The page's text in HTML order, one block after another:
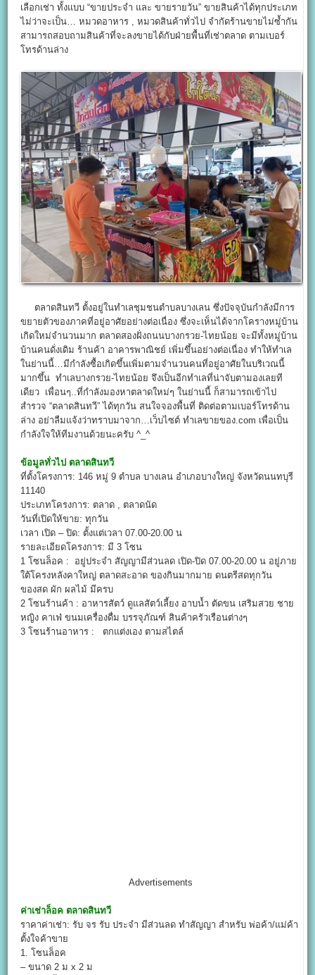
เลือกเช่า ทั้งแบบ “ขายประจำ และ ขายรายวัน” ขายสินค้าได้ทุกประเภท
ไม่ว่าจะเป็น… หมวดอาหาร , หมวดสินค้าทั่วไป จำกัดร้านขายไม่ซ้ำกัน
สามารถสอบถามสินค้าที่จะลงขายได้กับฝ่ายพื้นที่เช่าตลาด ตามเบอร์
โทรด้านล่าง
ตลาดสินทวี ตั้งอยู่ในทำเลชุมชนตำบลบางเลน ซึ่งปัจจุบันกำลังมีการ
ขยายตัวของภาคที่อยู่อาศัยอย่างต่อเนื่อง ซึ่งจะเห็นได้จากโครางหมู่บ้าน
เกิดใหม่จำนวนมาก ตลาดสองฝั่งถนนบางกรวย-ไทยน้อย จะมีทั้งหมู่บ้าน
บ้านคนดั่งเดิม ร้านค้า อาคารพาณิชย์ เพิ่มขึ้นอย่างต่อเนื่อง ทำให้ทำเล
ในย่านนี้…มีกำลังซื้อเกิดขึ้นเพิ่มตามจำนวนคนที่อยู่อาศัยในบริเวณนี้
มากขึ้น ทำเลบางกรวย-ไทยน้อย จึงเป็นอีกทำเลที่น่าจับตามองเลยที
เดียว เพื่อนๆ..ที่กำลังมองหาตลาดใหม่ๆ ในย่านนี้ ก็สามารถเข้าไป
สำรวจ “ตลาดสินทวี” ได้ทุกวัน สนใจจองพื้นที่ ติดต่อตามเบอร์โทรด้าน
ล่าง อย่าลืมแจ้งว่าทราบมาจาก…เว็บไซต์ ทำเลขายของ.com เพื่อเป็น
กำลังใจให้ทีมงานด้วยนะครับ ^_^
ข้อมูลทั่วไป ตลาดสินทวี
ที่ตั้งโครงการ: 146 หมู่ 9 ตำบล บางเลน อำเภอบางใหญ่ จังหวัดนนทบุรี
11140
ประเภทโครงการ: ตลาด , ตลาดนัด
วันที่เปิดให้ขาย: ทุกวัน
เวลา เปิด – ปิด: ตั้งแต่เวลา 07.00-20.00 น
รายละเอียดโครงการ: มี 3 โซน
1 โซนล็อค : อยู่ประจำ สัญญามีส่วนลด เปิด-ปิด 07.00-20.00 น อยู่ภาย
ใต้โครงหลังคาใหญ่ ตลาดสะอาด ของกินมากมาย ดนตรีสดทุกวัน
ของสด ผัก ผลไม้ มีครบ
2 โซนร้านค้า : อาหารสัตว์ ดูแลสัตว์เลี้ยง อาบน้ำ ตัดขน เสริมสวย ชาย
หญิง คาเฟ่ ขนมเครื่องดื่ม บรรจุภัณฑ์ สินค้าครัวเรือนต่างๆ
3 โซนร้านอาหาร : ตกแต่งเอง ตามสไตล์
Advertisements
ค่าเช่าล็อค ตลาดสินทวี
ราคาค่าเช่า: รับ จร รับ ประจำ มีส่วนลด ทำสัญญา สำหรับ พ่อค้า/แม่ค้า
ตั้งใจค้าขาย
1. โซนล็อค
– ขนาด 2 ม x 2 ม